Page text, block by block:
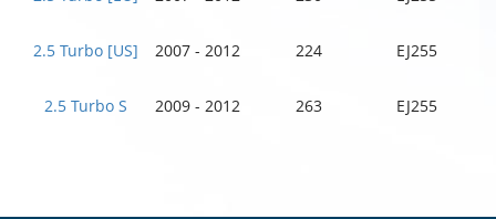
2.5 Turbo [US] 2007 - 2012 224 EJ255
2.5 Turbo S 2009 - 2012 263 EJ255